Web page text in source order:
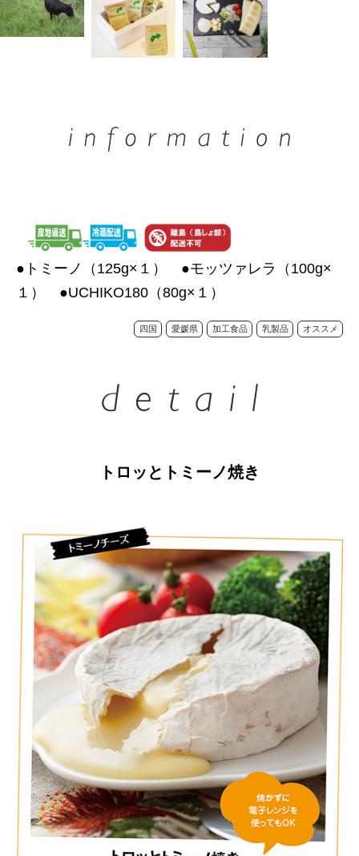
●トミーノ（125g×１） ●モッツァレラ（100g×
１） ●UCHIKO180（80g×１）
四国 愛媛県 加工食品 乳製品 オススメ
トロッとトミーノ焼き